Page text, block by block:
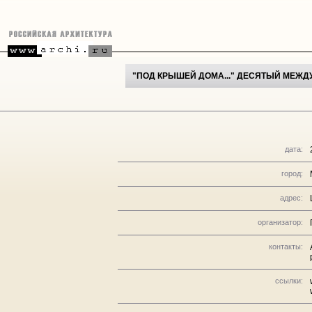
"ПОД КРЫШЕЙ ДОМА..." ДЕСЯТЫЙ
дата:
город:
адрес:
организатор:
контакты:
ссылки: